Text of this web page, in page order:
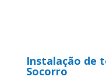
Instalação de
Socorro